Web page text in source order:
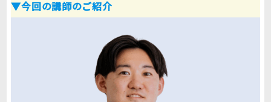
▼今回の講師のご紹介